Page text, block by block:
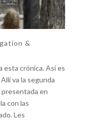
&
esta crónica. Así es
va la segunda
presentada en
con las
Les